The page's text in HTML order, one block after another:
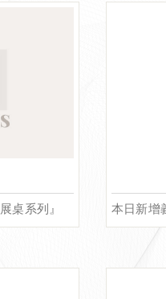
桌系列』